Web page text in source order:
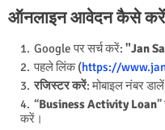
ऑनलाइन आवेदन कैसे
Google पर सर्च करें: "Jan
पहले लिंक (https://
रजिस्टर करें: मोबाइल नंबर
“Business Activity Loan
करें।